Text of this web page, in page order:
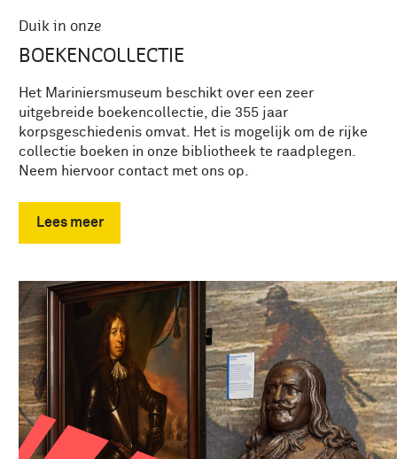
Duik in onze
BOEKENCOLLECTIE
Het Mariniersmuseum beschikt over een zeer
uitgebreide boekencollectie, die 355 jaar
korpsgeschiedenis omvat. Het is mogelijk om de rijke
collectie boeken in onze bibliotheek te raadplegen.
Neem hiervoor contact met ons op.
Lees meer